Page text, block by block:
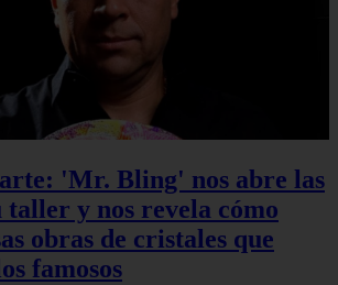
'Mr. Bling' nos abre las
taller y nos revela cómo
obras de cristales que
famosos